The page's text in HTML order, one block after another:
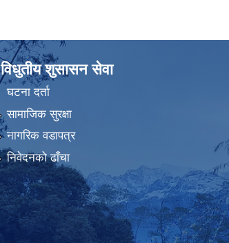
विधुतीय शुसासन सेवा
घटना दर्ता
सामाजिक सुरक्षा
नागरिक वडापत्र
निवेदनको ढाँचा